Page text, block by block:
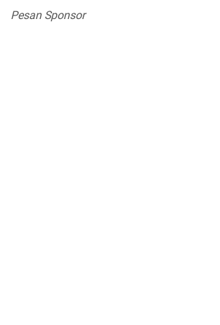
Pesan Sponsor